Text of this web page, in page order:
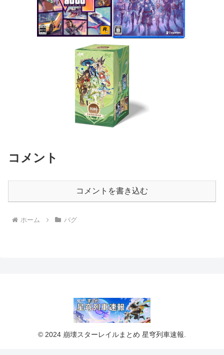
コメント
コメントを書き込む
ホーム バグ
© 2024 崩壊スターレイルまとめ 星穹列車速報.